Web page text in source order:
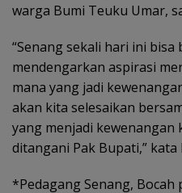
warga Bumi Teuku Umar,
“Senang sekali hari ini
mendengarkan aspirasi
mana yang jadi
akan kita selesaikan
yang menjadi kewenangan
ditangani Pak Bupati,” kata
*Pedagang Senang, Bocah